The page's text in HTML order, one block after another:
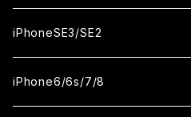
セラミックフィルム
セラミックフィルム
ガラスフィルム
セラミックフィルム
セラミックフィルム
ガラスフィルム
セラミックフィルム
セラミックフィルム
ガラスフィルム
セラミックフィルム
iPhone12ProMax
ガラスフィルム
ガラスフィルム
セラミックフィルム
iPhone11Pro
ガラスフィルム
iPhone11Pro Max
iPhoneX
ガラスフィルム
iPhoneXS
iPhoneSE3/SE2
iPhoneSE3
iPhone6/6s/7/8